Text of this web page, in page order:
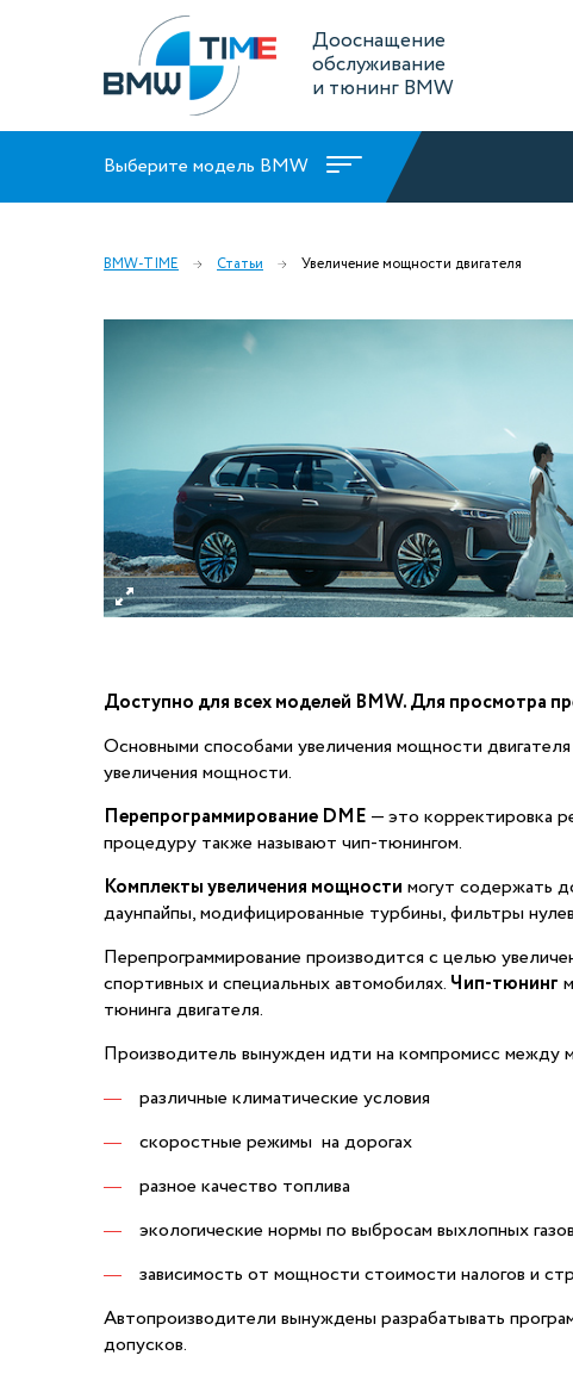
Дооснащение
обслуживание
и тюнинг BMW
Выберите модель BMW
BMW-TIME Статьи Увеличение мощности двигателя
Доступно для всех моделей BMW. Для просмотра
Основными способами увеличения мощности
увеличения мощности.
Перепрограммирование DME — это корректировка
процедуру также называют чип-тюнингом.
Комплекты увеличения мощности могут содержать
даунпайпы, модифицированные турбины, фильтры
Перепрограммирование производится с целью
спортивных и специальных автомобилях. Чип-тюнинг
тюнинга двигателя.
Производитель вынужден идти на компромисс между
различные климатические условия
скоростные режимы на дорогах
разное качество топлива
экологические нормы по выбросам выхлопных газов
зависимость от мощности стоимости налогов и
Автопроизводители вынуждены разрабатывать
допусков.